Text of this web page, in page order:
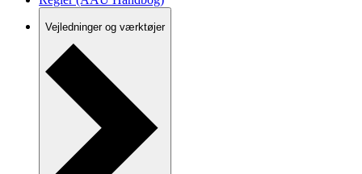
Vejledninger og værktøjer